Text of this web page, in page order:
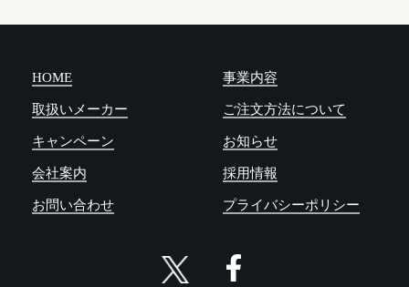
HOME 事業内容
取扱いメーカー ご注文方法について
キャンペーン お知らせ
会社案内 採用情報
お問い合わせ プライバシーポリシー